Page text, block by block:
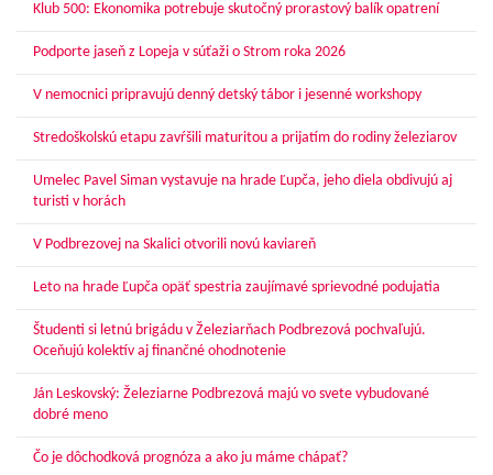
Klub 500: Ekonomika potrebuje skutočný prorastový balík opatrení
Podporte jaseň z Lopeja v súťaži o Strom roka 2026
V nemocnici pripravujú denný detský tábor i jesenné workshopy
Stredoškolskú etapu zavŕšili maturitou a prijatím do rodiny železiarov
Umelec Pavel Siman vystavuje na hrade Ľupča, jeho diela obdivujú aj
turisti v horách
V Podbrezovej na Skalici otvorili novú kaviareň
Leto na hrade Ľupča opäť spestria zaujímavé sprievodné podujatia
Študenti si letnú brigádu v Železiarňach Podbrezová pochvaľujú.
Oceňujú kolektív aj finančné ohodnotenie
Ján Leskovský: Železiarne Podbrezová majú vo svete vybudované
dobré meno
Čo je dôchodková prognóza a ako ju máme chápať?